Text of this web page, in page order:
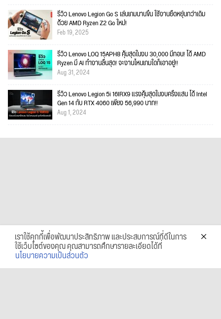
รีวิว Lenovo Legion Go S เล่นเกมนานขึ้น ใช้งานยืดหยุ่นกว่าเดิม
ด้วย AMD Ryzen Z2 Go ใหม่!
Feb 19, 2025
รีวิว Lenovo LOQ 15APH8 คุ้มสุดในงบ 30,000 มีทอน! ได้ AMD
Ryzen มี AI ทำงานลื่นสุด! จะงานไหนเกมใดก็เอาอยู่!!
Aug 31, 2024
รีวิว Lenovo Legion 5i 16IRX9 แรงคุ้มสุดในงบครึ่งแสน ได้ Intel
Gen 14 กับ RTX 4060 เพียง 56,990 บาท!!
Aug 1, 2024
เราใช้คุกกี้เพื่อพัฒนาประสิทธิภาพ และประสบการณ์ที่ดีในการ
ใช้เว็บไซต์ของคุณ คุณสามารถศึกษารายละเอียดได้ที่
นโยบายความเป็นส่วนตัว